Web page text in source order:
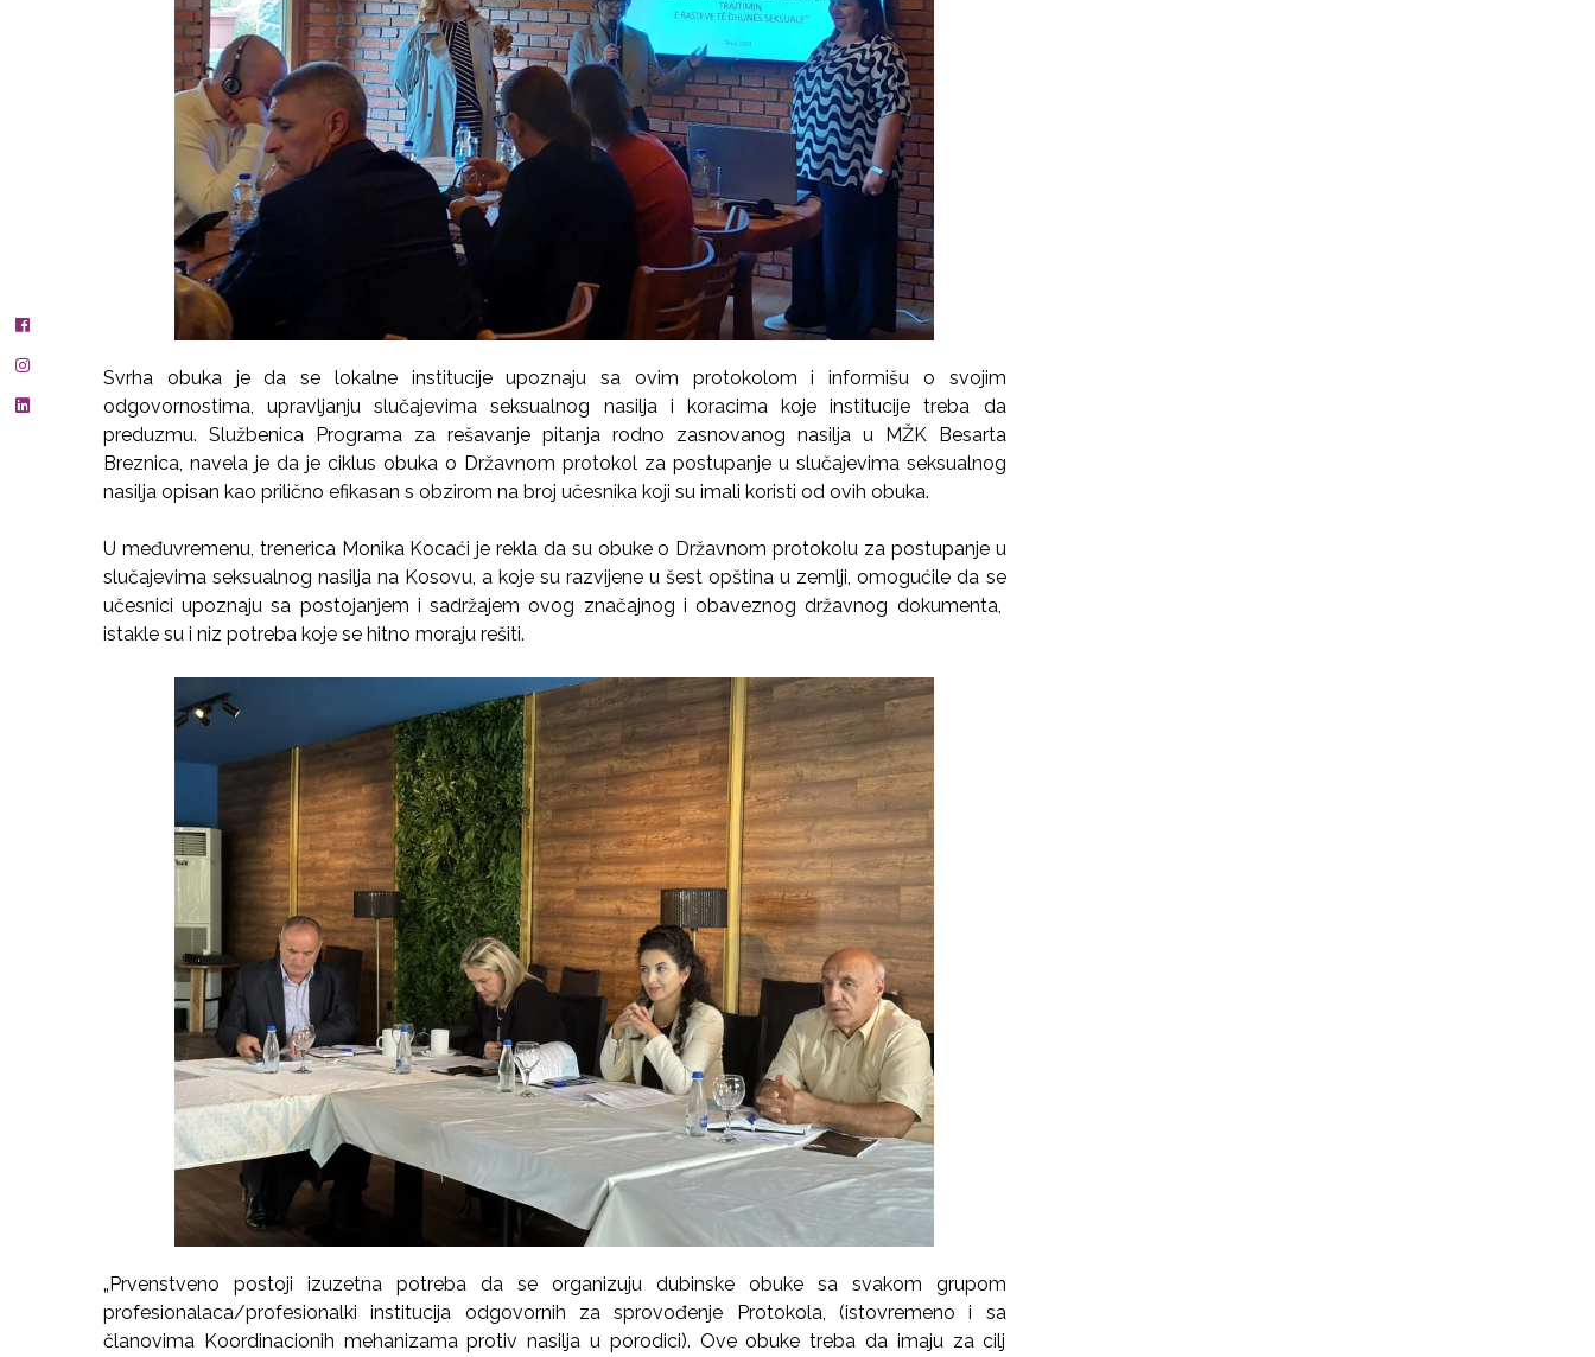
Svrha obuka je da se lokalne institucije upoznaju sa ovim protokolom i informišu o svojim
odgovornostima, upravljanju slučajevima seksualnog nasilja i koracima koje institucije treba da
preduzmu. Službenica Programa za rešavanje pitanja rodno zasnovanog nasilja u MŽK Besarta
Breznica, navela je da je ciklus obuka o Državnom protokol za postupanje u slučajevima seksualnog
nasilja opisan kao prilično efikasan s obzirom na broj učesnika koji su imali koristi od ovih obuka.
U međuvremenu, trenerica Monika Kocaći je rekla da su obuke o Državnom protokolu za postupanje u
slučajevima seksualnog nasilja na Kosovu, a koje su razvijene u šest opština u zemlji, omogućile da se
učesnici upoznaju sa postojanjem i sadržajem ovog značajnog i obaveznog državnog dokumenta,
istakle su i niz potreba koje se hitno moraju rešiti.
„Prvenstveno postoji izuzetna potreba da se organizuju dubinske obuke sa svakom grupom
profesionalaca/profesionalki institucija odgovornih za sprovođenje Protokola, (istovremeno i sa
članovima Koordinacionih mehanizama protiv nasilja u porodici). Ove obuke treba da imaju za cilj